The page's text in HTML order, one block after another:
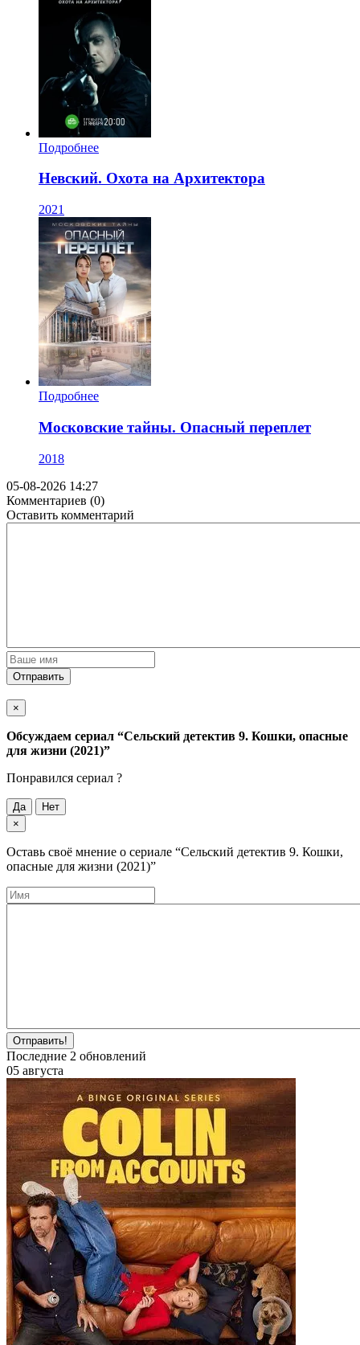
Подробнее
Невский. Охота на Архитектора
2021
Подробнее
Московские тайны. Опасный переплет
2018
05-08-2026 14:27
Комментариев (0)
Оставить комментарий
Отправить
×
Обсуждаем cериал “Сельский детектив 9. Кошки, опасные
для жизни (2021)”
Понравился cериал ?
Да
Нет
×
Оставь своё мнение о cериале “Сельский детектив 9. Кошки,
опасные для жизни (2021)”
Отправить!
Последние 2 обновлений
05 августа